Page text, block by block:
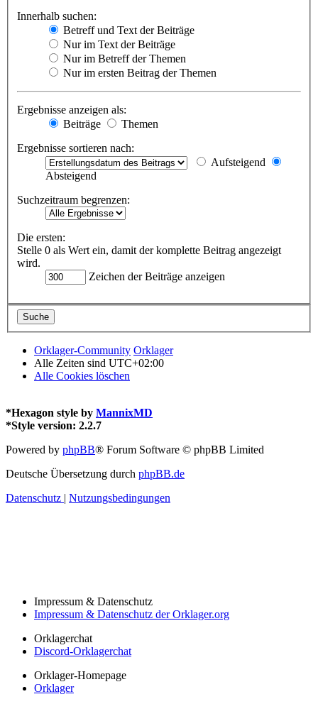
Innerhalb suchen:
Betreff und Text der Beiträge
Nur im Text der Beiträge
Nur im Betreff der Themen
Nur im ersten Beitrag der Themen
Ergebnisse anzeigen als:
Beiträge
Themen
Ergebnisse sortieren nach:
Aufsteigend
Absteigend
Suchzeitraum begrenzen:
Die ersten:
Stelle 0 als Wert ein, damit der komplette Beitrag angezeigt
wird.
Zeichen der Beiträge anzeigen
Orklager-Community Orklager
Alle Zeiten sind UTC+02:00
Alle Cookies löschen
*Hexagon style by MannixMD
*Style version: 2.2.7
Powered by phpBB® Forum Software © phpBB Limited
Deutsche Übersetzung durch phpBB.de
Datenschutz | Nutzungsbedingungen
Impressum & Datenschutz
Impressum & Datenschutz der Orklager.org
Orklagerchat
Discord-Orklagerchat
Orklager-Homepage
Orklager